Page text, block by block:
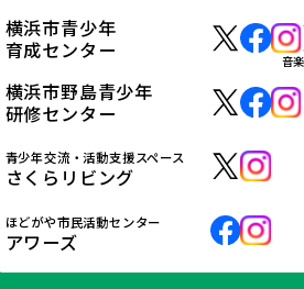
横浜市青少年
育成センター
音
横浜市野島青少年
研修センター
青少年交流・活動支援スペース
さくらリビング
ほどがや市民活動センター
アワーズ